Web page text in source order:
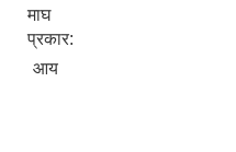
माघ
प्रकार:
आय